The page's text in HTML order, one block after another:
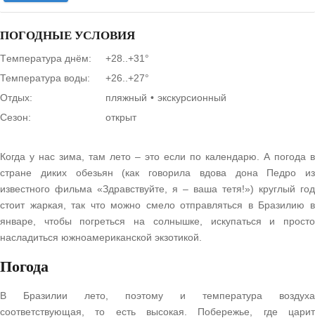
ПОГОДНЫЕ УСЛОВИЯ
Tемпература днём:
+28..+31°
Температура воды:
+26..+27°
Отдых:
пляжный
экскурсионный
Сезон:
открыт
Когда у нас зима, там лето – это если по календарю. А погода в
стране диких обезьян (как говорила вдова дона Педро из
известного фильма «Здравствуйте, я – ваша тетя!») круглый год
стоит жаркая, так что можно смело отправляться в Бразилию в
январе, чтобы погреться на солнышке, искупаться и просто
насладиться южноамериканской экзотикой.
Погода
В Бразилии лето, поэтому и температура воздуха
соответствующая, то есть высокая. Побережье, где царит